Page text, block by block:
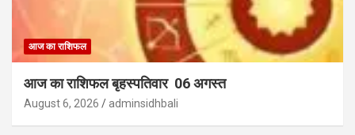
आज का राशिफल
आज का राशिफल बृहस्पतिवार 06 अगस्त
August 6, 2026 adminsidhbali